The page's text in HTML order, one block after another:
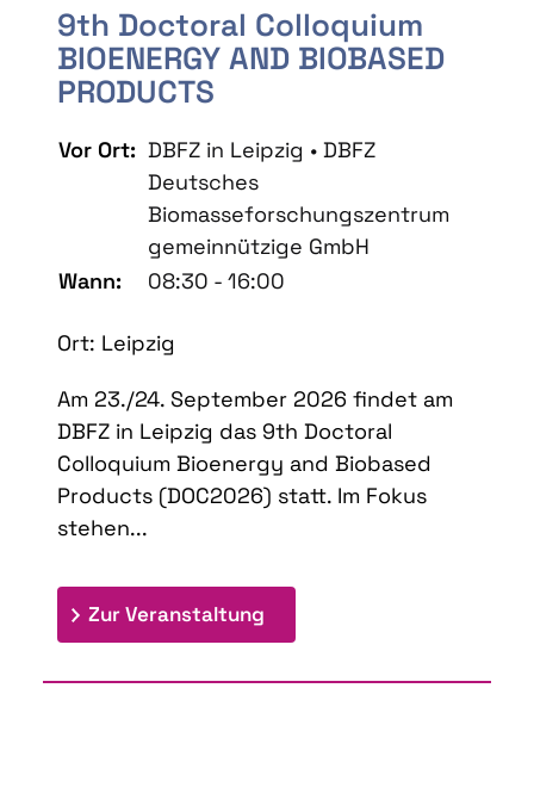
9th Doctoral Colloquium
BIOENERGY AND BIOBASED
PRODUCTS
Vor Ort: DBFZ in Leipzig • DBFZ
Deutsches
Biomasseforschungszentrum
gemeinnützige GmbH
Wann:
08:30 - 16:00
Ort: Leipzig
Am 23./24. September 2026 findet am
DBFZ in Leipzig das 9th Doctoral
Colloquium Bioenergy and Biobased
Products (DOC2026) statt. Im Fokus
stehen...
Zur Veranstaltung